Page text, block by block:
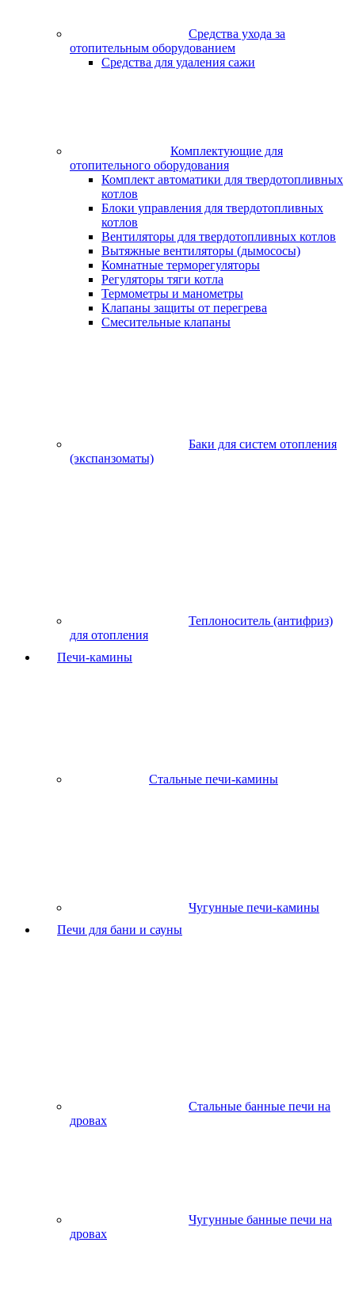
Средства ухода за
отопительным оборудованием
Средства для удаления сажи
Комплектующие для
отопительного оборудования
Комплект автоматики для твердотопливных
котлов
Блоки управления для твердотопливных
котлов
Вентиляторы для твердотопливных котлов
Вытяжные вентиляторы (дымососы)
Комнатные терморегуляторы
Регуляторы тяги котла
Термометры и манометры
Клапаны защиты от перегрева
Смесительные клапаны
Баки для систем отопления
(экспанзоматы)
Теплоноситель (антифриз)
для отопления
Печи-камины
Стальные печи-камины
Чугунные печи-камины
Печи для бани и сауны
Стальные банные печи на
дровах
Чугунные банные печи на
дровах